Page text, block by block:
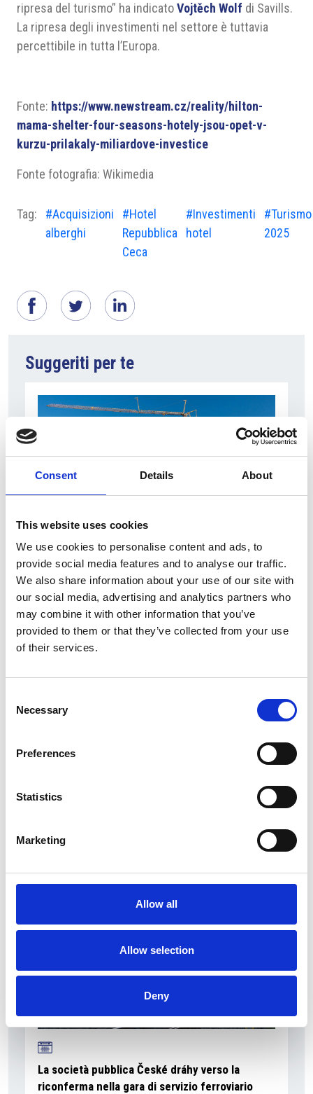
Consent Details About
This website uses cookies
We use cookies to personalise content and ads, to
provide social media features and to analyse our traffic.
We also share information about your use of our site with
our social media, advertising and analytics partners who
may combine it with other information that you’ve
provided to them or that they’ve collected from your use
of their services.
Selection
Necessary
Preferences
Statistics
Marketing
Allow all
Allow selection
Deny
ripresa del turismo” ha indicatoVojtěch Wolf di Savills.
La ripresa degli investimenti nel settore è tuttavia
percettibile in tutta l’Europa.
Fonte: https://www.newstream.cz/reality/hilton-
mama-shelter-four-seasons-hotely-jsou-opet-v-
kurzu-prilakaly-miliardove-investice
Fonte fotografia: Wikimedia
Tag:
#Acquisizioni
alberghi
#Hotel
Repubblica
Ceca
#Investimenti
hotel
#Turismo
2025
Suggeriti per te
7 Agosto 2026
Nel primo semestre è aumentata fortemente la
costruzione di nuove abitazioni
Repubblica Ceca
La società pubblica České dráhy verso la
riconferma nella gara di servizio ferroviario